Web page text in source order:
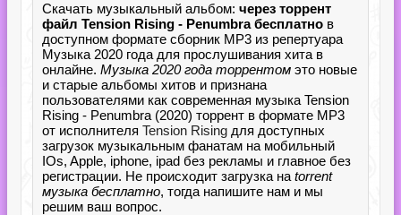
Скачать музыкальный альбом: через торрент
файл Tension Rising - Penumbra бесплатно в
доступном формате сборник MP3 из репертуара
Музыка 2020 года для прослушивания хита в
онлайне. Музыка 2020 года торрентом это новые
и старые альбомы хитов и признана
пользователями как современная музыка Tension
Rising - Penumbra (2020) торрент в формате MP3
от исполнителя Tension Rising для доступных
загрузок музыкальным фанатам на мобильный
IOs, Apple, iphone, ipad без рекламы и главное без
регистрации. Не происходит загрузка на torrent
музыка бесплатно, тогда напишите нам и мы
решим ваш вопрос.